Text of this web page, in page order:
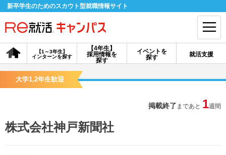
新卒学生のためのスカウト型就職情報サイト
【4年生】
採用情報を
探す
【1～3年生】
インターンを探す
イベントを
探す
就活支援
会員登録 ログイン
大学1,2年生歓迎
掲載終了 まであと 1週間
株式会社神戸新聞社